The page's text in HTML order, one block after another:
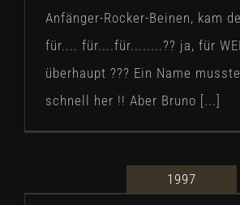
Anfänger-Rocker-Beinen, kam
für.... für....für........?? ja, für
überhaupt ??? Ein Name
schnell her !! Aber Bruno [...]
1997